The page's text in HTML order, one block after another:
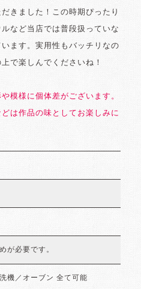
きました！この時期ぴったり
など当店では普段扱っていな
ます。実用性もバッチリなの
で楽しんでくださいね！
模様に個体差がございます。
は作品の味としてお楽しみに
が必要です。
機／オーブン 全て可能